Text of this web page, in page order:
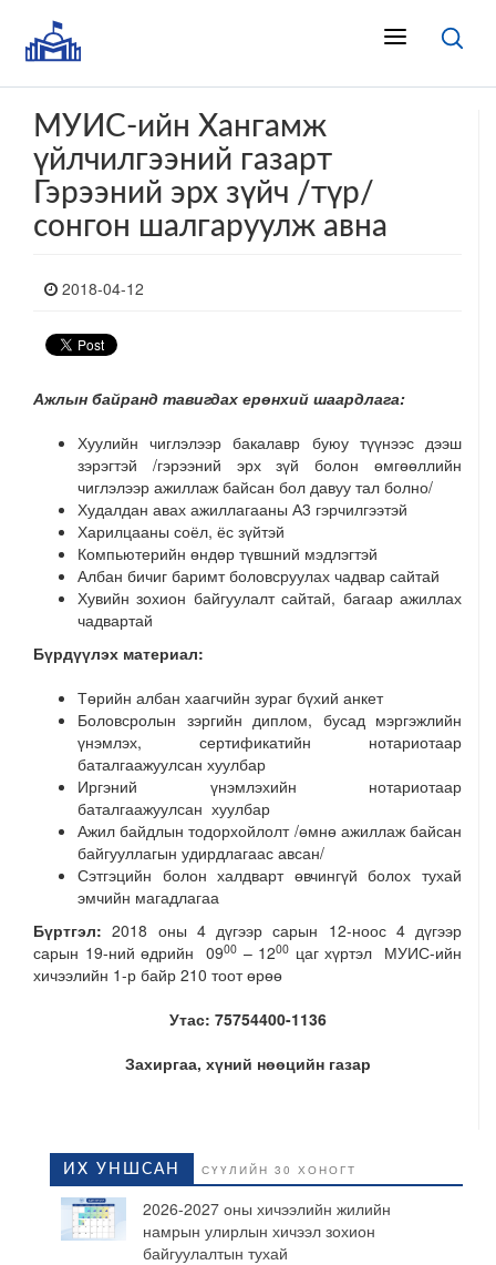
МУИС-ийн Хангамж
үйлчилгээний газарт
Гэрээний эрх зүйч /түр/
сонгон шалгаруулж авна
2018-04-12
Ажлын байранд тавигдах ерөнхий шаардлага:
Хуулийн чиглэлээр бакалавр буюу түүнээс дээш
зэрэгтэй /гэрээний эрх зүй болон өмгөөллийн
чиглэлээр ажиллаж байсан бол давуу тал болно/
Худалдан авах ажиллагааны А3 гэрчилгээтэй
Харилцааны соёл, ёс зүйтэй
Компьютерийн өндөр түвшний мэдлэгтэй
Албан бичиг баримт боловсруулах чадвар сайтай
Хувийн зохион байгуулалт сайтай, багаар ажиллах
чадвартай
Бүрдүүлэх материал:
Төрийн албан хаагчийн зураг бүхий анкет
Боловсролын зэргийн диплом, бусад мэргэжлийн
үнэмлэх, сертификатийн нотариотаар
баталгаажуулсан хуулбар
Иргэний үнэмлэхийн нотариотаар
баталгаажуулсан хуулбар
Ажил байдлын тодорхойлолт /өмнө ажиллаж байсан
байгууллагын удирдлагаас авсан/
Сэтгэцийн болон халдварт өвчингүй болох тухай
эмчийн магадлагаа
Бүртгэл: 2018 оны 4 дүгээр сарын 12-ноос 4 дүгээр
сарын 19-ний өдрийн 0900 – 1200 цаг хүртэл МУИС-ийн
хичээлийн 1-р байр 210 тоот өрөө
Утас: 75754400-1136
Захиргаа, хүний нөөцийн газар
ИХ УНШСАН СҮҮЛИЙН 30 ХОНОГТ
2026-2027 оны хичээлийн жилийн
намрын улирлын хичээл зохион
байгуулалтын тухай